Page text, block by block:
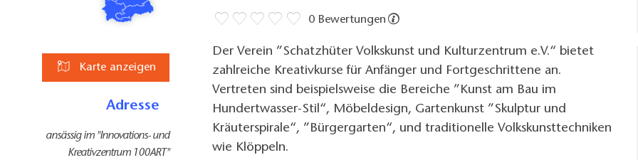
Karte anzeigen
Adresse
ansässig im "Innovations- und
Kreativzentrum 100ART"
0 Bewertungen
Der Verein ”Schatzhüter Volkskunst und Kulturzentrum e.V.“ bietet
zahlreiche Kreativkurse für Anfänger und Fortgeschrittene an.
Vertreten sind beispielsweise die Bereiche ”Kunst am Bau im
Hundertwasser-Stil“, Möbeldesign, Gartenkunst ”Skulptur und
Kräuterspirale“, ”Bürgergarten“, und traditionelle Volkskunsttechniken
wie Klöppeln.